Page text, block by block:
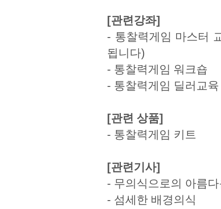
[관련강좌]
- 통찰력게임 마스터
됩니다)
- 통찰력게임 워크숍
- 통찰력게임 딜러교육
[관련 상품]
- 통찰력게임 키트
[관련기사]
- 무의식으로의 아름
- 섬세한 배경의식